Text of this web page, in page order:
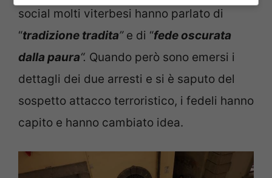
social molti viterbesi hanno parlato di
“tradizione tradita” e di “fede oscurata
dalla paura“. Quando però sono emersi i
dettagli dei due arresti e si è saputo del
sospetto attacco terroristico, i fedeli hanno
capito e hanno cambiato idea.